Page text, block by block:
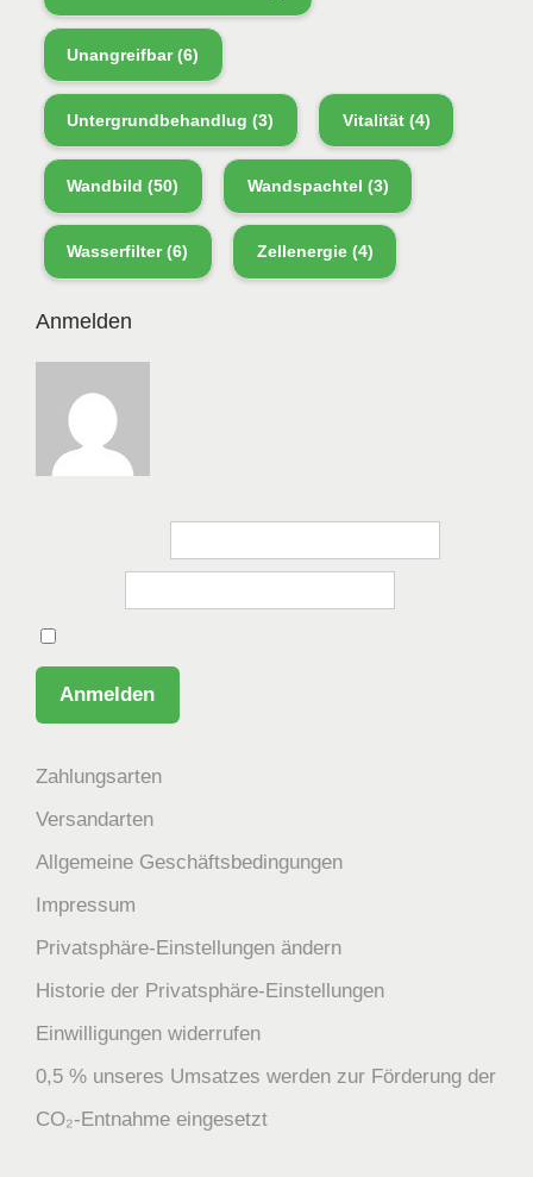
Unangreifbar(6)
Untergrundbehandlug (3) Vitalität(4)
Wandbild (50) Wandspachtel (3)
Wasserfilter(6) Zellenergie(4)
Anmelden
Zahlungsarten
Versandarten
Allgemeine Geschäftsbedingungen
Impressum
Privatsphäre-Einstellungen ändern
Historie der Privatsphäre-Einstellungen
Einwilligungen widerrufen
0,5 % unseres Umsatzes werden zur Förderung der
CO₂-Entnahme eingesetzt